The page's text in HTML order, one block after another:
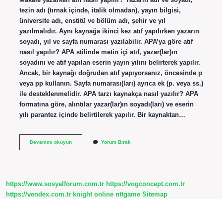
tezin adı (tırnak içinde, italik olmadan), yayın bilgisi,
üniversite adı, enstitü ve bölüm adı, şehir ve yıl
yazılmalıdır. Aynı kaynağa ikinci kez atıf yapılırken yazarın
soyadı, yıl ve sayfa numarası yazılabilir. APA’ya göre atıf
nasıl yapılır? APA stilinde metin içi atıf, yazar(lar)ın
soyadını ve atıf yapılan eserin yayın yılını belirterek yapılır.
Ancak, bir kaynağı doğrudan atıf yapıyorsanız, öncesinde p
veya pp kullanın. Sayfa numarası(ları) ayrıca ek (p. veya ss.)
ile desteklenmelidir. APA tarzı kaynakça nasıl yazılır? APA
formatına göre, alıntılar yazar(lar)ın soyadı(ları) ve eserin
yılı parantez içinde belirtilerek yapılır. Bir kaynaktan…
Devamını okuyunMakalede
Yorum Bırak
https://www.sosyalforum.com.tr https://vogconcept.com.tr
https://vendex.com.tr knight online nttgame Sitemap